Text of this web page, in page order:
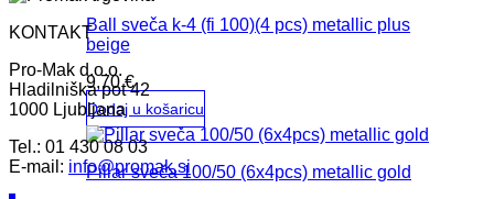
Ball sveča k-4 (fi 100)(4 pcs) metallic plus
beige
9,70€
Dodaj u košaricu
Pillar sveča 100/50 (6x4pcs) metallic gold
KONTAKT
Pro-Mak d.o.o.
Hladilniška pot 42
1000 Ljubljana
Tel.: 01 430 08 03
E-mail: info@promak.si